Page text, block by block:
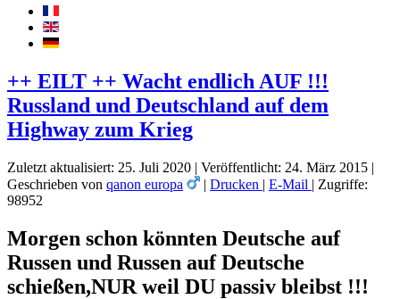
++ EILT ++ Wacht endlich AUF !!!
Russland und Deutschland auf dem
Highway zum Krieg
Zuletzt aktualisiert: 25. Juli 2020 | Veröffentlicht: 24. März 2015 |
Geschrieben von qanon europa | Drucken | E-Mail | Zugriffe:
98952
Morgen schon könnten Deutsche auf
Russen und Russen auf Deutsche
schießen,NUR weil DU passiv bleibst !!!